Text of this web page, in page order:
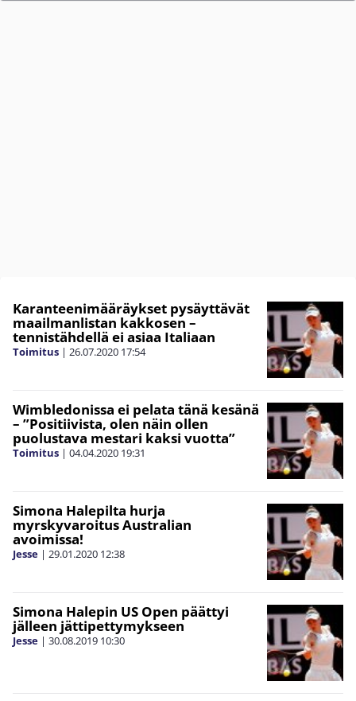
Karanteenimääräykset pysäyttävät
maailmanlistan kakkosen –
tennistähdellä ei asiaa Italiaan
Toimitus | 26.07.2020 17:54
Wimbledonissa ei pelata tänä kesänä
– ”Positiivista, olen näin ollen
puolustava mestari kaksi vuotta”
Toimitus | 04.04.2020 19:31
Simona Halepilta hurja
myrskyvaroitus Australian
avoimissa!
Jesse | 29.01.2020 12:38
Simona Halepin US Open päättyi
jälleen jättipettymykseen
Jesse | 30.08.2019 10:30